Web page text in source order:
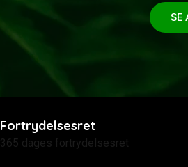
SE
Fortrydelsesret
365 dages fortrydelsesret